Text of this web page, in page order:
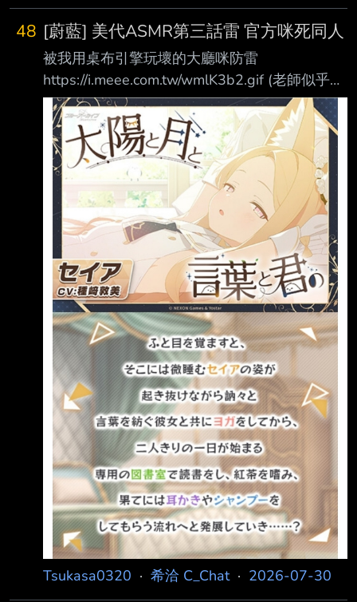
https://imgur.com/TfdIei3
https://imgur.com/7RiM6Ch
https://imgur.com/9GQGIVH 請問 我要花多少母
石+石頭+金錢才能湊出如下圖練度的戰央呢?(依
序用舊制/新制分別回答)
https://imgur.com/0hDPmw9 案例二
https://imgur
48 [蔚藍] 美代ASMR第三話雷 官方咪死同人
被我用桌布引擎玩壞的大廳咪防雷
https://i.meee.com.tw/wmlK3b2.gif (老師似乎在
狂獵的路上過勞倒，被美代撿回去了) 「老師?為
什麼要試著出去呢?」 「身體怎麼樣?有哪裡不舒
服嗎?」 「真是太好了。不能勉強喔，請回到床
上」 「對喔，這是我的房間...正確的說是『我
們』的房間」 「雖然是我的床，リツ跟フユ今
晚都睡在其他人那邊，請不用擔心」 「想照顧
倒下的老師，所以就把您帶到我的房間了」
「還有，非常抱歉，我看了您手邊的筆記，上面
寫的事情我都已經處理好了」 「是的，請放
心，全部」
Tsukasa0320 · 希洽 C_Chat· 2026-07-30